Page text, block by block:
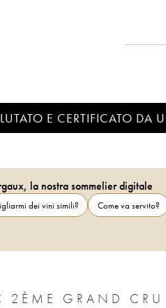
E CERTIFICATO DA
la nostra sommelier digitale
dei vini simili? Come va servito?